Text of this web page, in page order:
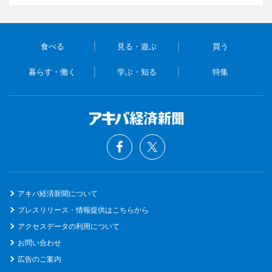
食べる 見る・遊ぶ 買う
暮らす・働く 学ぶ・知る 特集
アキバ経済新聞について
プレスリリース・情報提供はこちらから
アクセスデータの利用について
お問い合わせ
広告のご案内